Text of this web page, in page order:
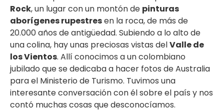
Rock, un lugar con un montón de pinturas
aborígenes rupestresen la roca, de más de
20.000 años de antigüedad. Subiendo a lo alto de
una colina, hay unas preciosas vistas delValle de
los Vientos. Allí conocimos a un colombiano
jubilado que se dedicaba a hacer fotos de Australia
para el Ministerio de Turismo. Tuvimos una
interesante conversación con él sobre el país y nos
contó muchas cosas que desconocíamos.